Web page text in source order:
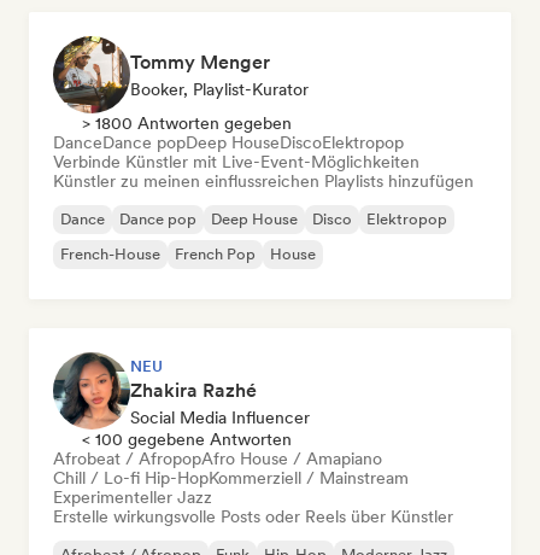
Tommy Menger
Booker, Playlist-Kurator
> 1800 Antworten gegeben
DanceDance popDeep HouseDiscoElektropop
Verbinde Künstler mit Live-Event-Möglichkeiten
Künstler zu meinen einflussreichen Playlists hinzufügen
Dance Dance pop Deep House Disco
Elektropop
French-House
French Pop House
NEU
Zhakira Razhé
Social Media Influencer
< 100 gegebene Antworten
Afrobeat / AfropopAfro House / Amapiano
Chill / Lo-fi Hip-HopKommerziell / Mainstream
Experimenteller Jazz
Erstelle wirkungsvolle Posts oder Reels über Künstler